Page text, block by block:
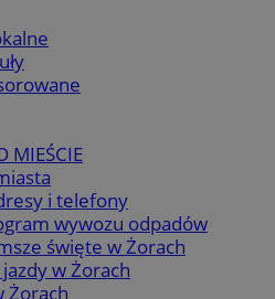
MIEŚCIE
i telefony
wywozu odpadów
święte w Żorach
jazdy w Żorach
Żorach